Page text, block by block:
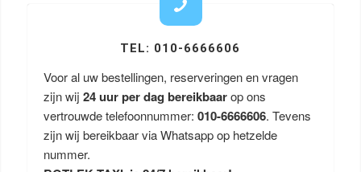
TEL: 010-6666606
Voor al uw bestellingen, reserveringen en vragen
zijn wij 24 uur per dag bereikbaarop ons
vertrouwde telefoonnummer: 010-6666606. Tevens
zijn wij bereikbaar via Whatsapp op hetzelde
nummer.